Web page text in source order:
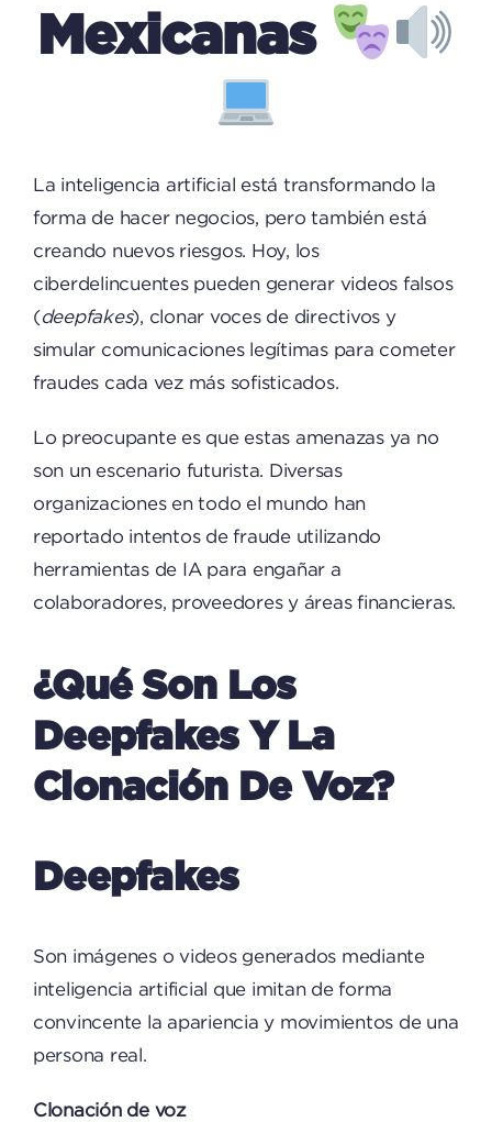
Mexicanas
La inteligencia artificial está transformando la
forma de hacer negocios, pero también está
creando nuevos riesgos. Hoy, los
ciberdelincuentes pueden generar videos falsos
(deepfakes), clonar voces de directivos y
simular comunicaciones legítimas para cometer
fraudes cada vez más sofisticados.
Lo preocupante es que estas amenazas ya no
son un escenario futurista. Diversas
organizaciones en todo el mundo han
reportado intentos de fraude utilizando
herramientas de IA para engañar a
colaboradores, proveedores y áreas financieras.
¿Qué Son Los
Deepfakes Y La
Clonación De Voz?
Deepfakes
Son imágenes o videos generados mediante
inteligencia artificial que imitan de forma
convincente la apariencia y movimientos de una
persona real.
Clonación de voz